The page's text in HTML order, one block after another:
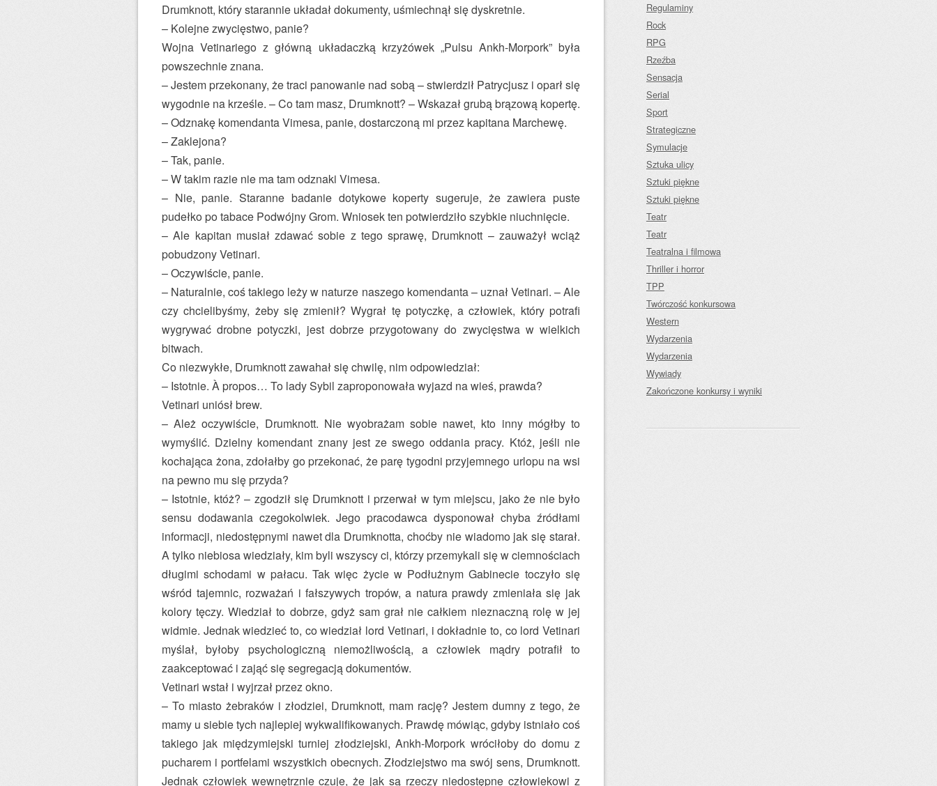
Drum­knott, który starannie układał dokumenty, uśmiechnął się dyskretnie.
– Kolejne zwycięstwo, panie?
Wojna Vetinariego z główną układaczką krzyżówek „Pulsu Ankh-Morpork” była
powszechnie znana.
– Jestem przekonany, że traci panowanie nad sobą – stwierdził Patrycjusz i oparł się
wygodnie na krześle. – Co tam masz, Drum­knott? – Wskazał grubą brązową kopertę.
– Odznakę komendanta Vimesa, panie, dostarczoną mi przez kapitana Marchewę.
– Zaklejona?
– Tak, panie.
– W takim razie nie ma tam odznaki Vimesa.
– Nie, panie. Staranne badanie dotykowe koperty sugeruje, że zawiera puste
pudełko po tabace Podwójny Grom. Wniosek ten potwierdziło szybkie niuchnięcie.
– Ale kapitan musiał zdawać sobie z tego sprawę, Drum­knott – zauważył wciąż
pobudzony Vetinari.
– Oczywiście, panie.
– Naturalnie, coś takiego leży w naturze naszego komendanta – uznał Vetinari. – Ale
czy chcielibyśmy, żeby się zmienił? Wygrał tę potyczkę, a człowiek, który potrafi
wygrywać drobne potyczki, jest dobrze przygotowany do zwycięstwa w wielkich
bitwach.
Co niezwykłe, Drum­knott zawahał się chwilę, nim odpowiedział:
– Istotnie. À propos… To lady Sybil zaproponowała wyjazd na wieś, prawda?
Vetinari uniósł brew.
– Ależ oczywiście, Drum­knott. Nie wyobrażam sobie nawet, kto inny mógłby to
wymyślić. Dzielny komendant znany jest ze swego oddania pracy. Któż, jeśli nie
kochająca żona, zdołałby go przekonać, że parę tygodni przyjemnego urlopu na wsi
na pewno mu się przyda?
– Istotnie, któż? – zgodził się Drum­knott i przerwał w tym miejscu, jako że nie było
sensu dodawania czegokolwiek. Jego pracodawca dysponował chyba źródłami
informacji, niedostępnymi nawet dla Drum­knotta, choćby nie wiadomo jak się starał.
A tylko niebiosa wiedziały, kim byli wszyscy ci, którzy przemykali się w ciemnościach
długimi schodami w pałacu. Tak więc życie w Podłużnym Gabinecie toczyło się
wśród tajemnic, rozważań i fałszywych tropów, a natura prawdy zmieniała się jak
kolory tęczy. Wiedział to dobrze, gdyż sam grał nie całkiem nieznaczną rolę w jej
widmie. Jednak wiedzieć to, co wiedział lord Vetinari, i dokładnie to, co lord Vetinari
myślał, byłoby psychologiczną niemożliwością, a człowiek mądry potrafił to
zaakceptować i zająć się segregacją dokumentów.
Vetinari wstał i wyjrzał przez okno.
– To miasto żebraków i złodziei, Drum­knott, mam rację? Jestem dumny z tego, że
mamy u siebie tych najlepiej wykwalifikowanych. Prawdę mówiąc, gdyby istniało coś
takiego jak międzymiejski turniej złodziejski, Ankh-Morpork wróciłoby do domu z
pucharem i portfelami wszystkich obecnych. Złodziejstwo ma swój sens, Drum­knott.
Jednak człowiek wewnętrznie czuje, że jak są rzeczy niedostępne człowiekowi z
Regulaminy
Rock
RPG
Rzeźba
Sensacja
Serial
Sport
Strategiczne
Symulacje
Sztuka ulicy
Sztuki piękne
Sztuki piękne
Teatr
Teatr
Teatralna i filmowa
Thriller i horror
TPP
Twórczość konkursowa
Western
Wydarzenia
Wydarzenia
Wywiady
Zakończone konkursy i wyniki